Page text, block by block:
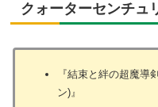
クォーターセンチュ
『結束と絆の超魔導
ン)』